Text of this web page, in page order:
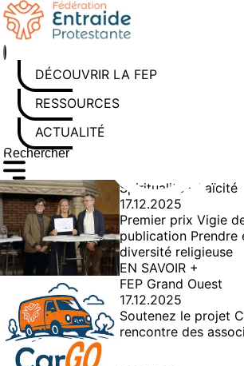
Aller
au
contenu
DÉCOUVRIR LA FEP
RESSOURCES
ACTUALITÉS
Rechercher sur le site
Saisissez au moins 3 caractères pour
Spiritualité - Laïcité
17.12.2025
Premier prix Vigie
publication Prendre
diversité religieuse
EN SAVOIR +
FEP Grand Ouest
17.12.2025
Soutenez le projet
rencontre des